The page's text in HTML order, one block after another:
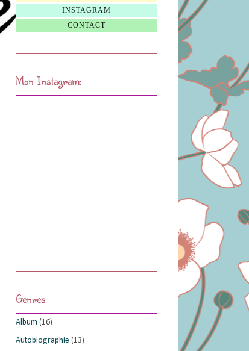
INSTAGRAM
CONTACT
Mon Instagram:
Genres
Album (16)
Autobiographie (13)